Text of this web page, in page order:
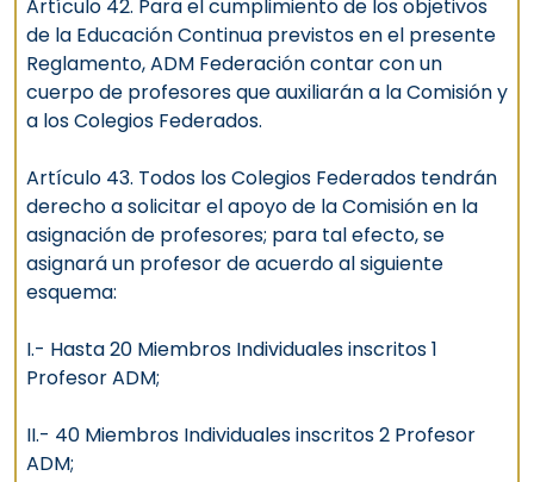
Artículo 42. Para el cumplimiento de los objetivos
de la Educación Continua previstos en el presente
Reglamento, ADM Federación contar con un
cuerpo de profesores que auxiliarán a la Comisión y
a los Colegios Federados.
Artículo 43. Todos los Colegios Federados tendrán
derecho a solicitar el apoyo de la Comisión en la
asignación de profesores; para tal efecto, se
asignará un profesor de acuerdo al siguiente
esquema:
I.- Hasta 20 Miembros Individuales inscritos 1
Profesor ADM;
II.- 40 Miembros Individuales inscritos 2 Profesor
ADM;